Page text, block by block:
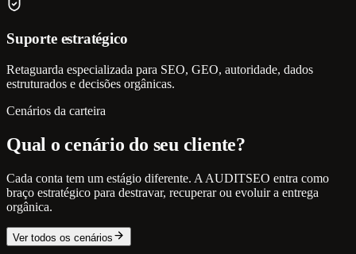
Suporte estratégico
Retaguarda especializada para SEO, GEO, autoridade, dados
estruturados e decisões orgânicas.
Cenários da carteira
Qual o cenário do seu cliente?
Cada conta tem um estágio diferente. A AUDITSEO entra como
braço estratégico para destravar, recuperar ou evoluir a entrega
orgânica.
Ver todos os cenários